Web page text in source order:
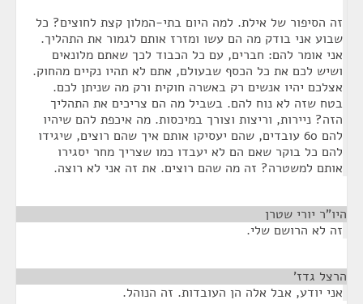
זה הסיפור של אילת. למה היום בתי-המלון קצת לחוצים? כל
שבוע אני בודק מה הם עשו ומזרז אותם לגמור את התהליך.
אני אומר להם: חברים, עם כל הכבוד לכך שאתם מלונאים
ושיש לכם את כל הכסף שבעולם, אתם לא תהיו נקיים מהחוק.
אצלכם יהיו אנשים רק באשרה חוקית ורק מה שניתן לכם.
בטח שזה לא נוח להם. בשביל מה הם צריכים את התהליך
הזה? ניירות, וריצות וצורך במיכסות. מה איכפת להם שיהיו
להם 60 עובדים, שהם יעסיקו אותם איך שהם רוצים, שיגידו
להם כל בוקר שאם הם לא יעבדו כמו שצריך מחר יסגירו
אותם למשטרה? זה מה שהם רוצים. את זה אני לא רוצה.
היו"ר יורי שטרן
זה לא הרושם שלי.
הרצל גדז'
אני יודע, אבל אלה הן העובדות. זה הנוהל.